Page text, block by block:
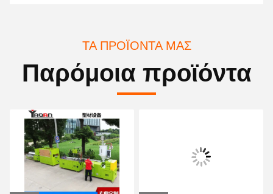
ΤΑ ΠΡΟΪΌΝΤΑ ΜΑΣ
Παρόμοια προϊόντα